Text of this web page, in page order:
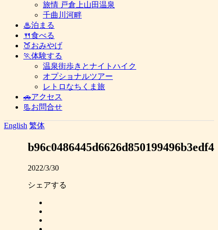
旅情 戸倉上山田温泉
千曲川河畔
♨泊まる
🍴食べる
🍑おみやげ
🏃体験する
温泉街歩きとナイトハイク
オプショナルツアー
レトロなちくま旅
🚗アクセス
📃お問合せ
English 繁体
b96c0486445d6626d850199496b3edf4
2022/3/30
シェアする